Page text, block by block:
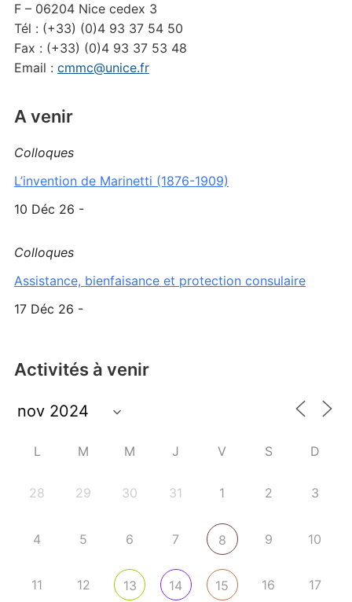
F – 06204 Nice cedex 3
Tél : (+33) (0)4 93 37 54 50
Fax : (+33) (0)4 93 37 53 48
Email : cmmc@unice.fr
A venir
Colloques
L’invention de Marinetti (1876-1909)
10 Déc 26 -
Colloques
Assistance, bienfaisance et protection consulaire
17 Déc 26 -
Activités à venir
L M M J V S D
28 29 30 31 1 2 3
4 5 6 7 8 9 10
11 12 13 14 15 16 17